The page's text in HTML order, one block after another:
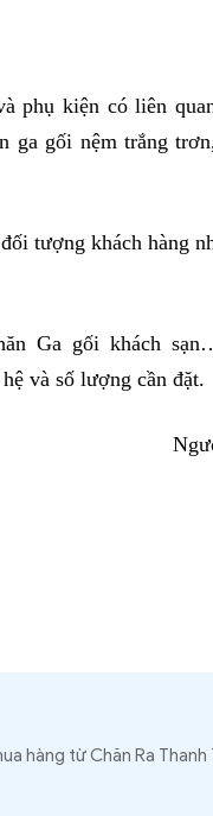
phụ kiện có liên
ga gối nệm trắng
tượng khách hàng
Ga gối khách
và số lượng cần đặt.
hàng từ Chăn Ra Thanh